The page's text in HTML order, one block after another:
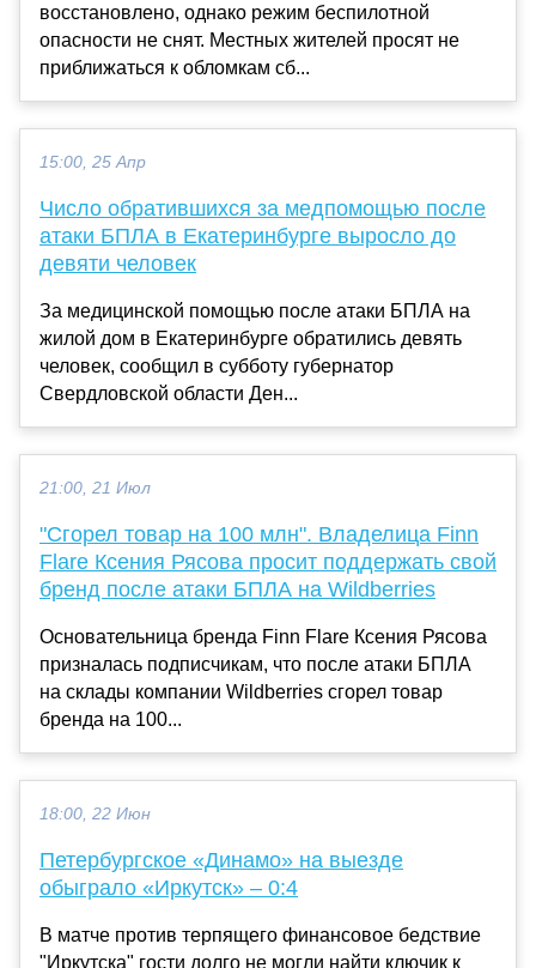
восстановлено, однако режим беспилотной
опасности не снят. Местных жителей просят не
приближаться к обломкам сб...
15:00, 25 Апр
Число обратившихся за медпомощью после
атаки БПЛА в Екатеринбурге выросло до
девяти человек
За медицинской помощью после атаки БПЛА на
жилой дом в Екатеринбурге обратились девять
человек, сообщил в субботу губернатор
Свердловской области Ден...
21:00, 21 Июл
"Сгорел товар на 100 млн". Владелица Finn
Flare Ксения Рясова просит поддержать свой
бренд после атаки БПЛА на Wildberries
Основательница бренда Finn Flare Ксения Рясова
призналась подписчикам, что после атаки БПЛА
на склады компании Wildberries сгорел товар
бренда на 100...
18:00, 22 Июн
Петербургское «Динамо» на выезде
обыграло «Иркутск» – 0:4
В матче против терпящего финансовое бедствие
"Иркутска" гости долго не могли найти ключик к